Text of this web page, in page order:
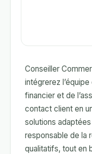
Conseiller
intégrerez
financier et de
contact client en
solutions
responsable de la
qualitatifs, tout en